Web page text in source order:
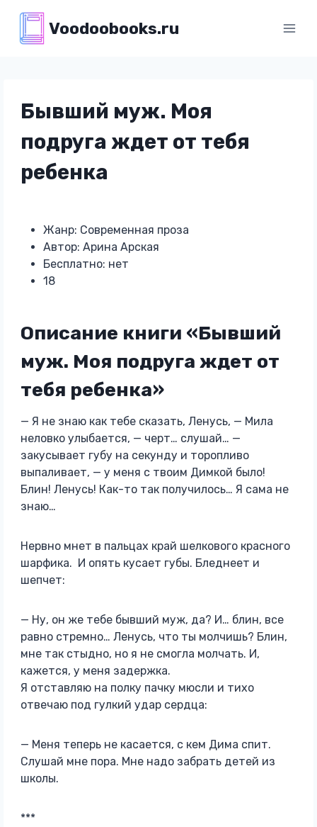
содержимому
Voodoobooks.ru
Бывший муж. Моя
подруга ждет от тебя
ребенка
Жанр: Современная проза
Автор: Арина Арская
Бесплатно: нет
18
Описание книги «Бывший
муж. Моя подруга ждет от
тебя ребенка»
— Я не знаю как тебе сказать, Ленусь, — Мила
неловко улыбается, — черт… слушай… —
закусывает губу на секунду и торопливо
выпаливает, — у меня с твоим Димкой было!
Блин! Ленусь! Как-то так получилось… Я сама не
знаю…
Нервно мнет в пальцах край шелкового красного
шарфика. И опять кусает губы. Бледнеет и
шепчет:
— Ну, он же тебе бывший муж, да? И… блин, все
равно стремно… Ленусь, что ты молчишь? Блин,
мне так стыдно, но я не смогла молчать. И,
кажется, у меня задержка.
Я отставляю на полку пачку мюсли и тихо
отвечаю под гулкий удар сердца:
— Меня теперь не касается, с кем Дима спит.
Слушай мне пора. Мне надо забрать детей из
школы.
***